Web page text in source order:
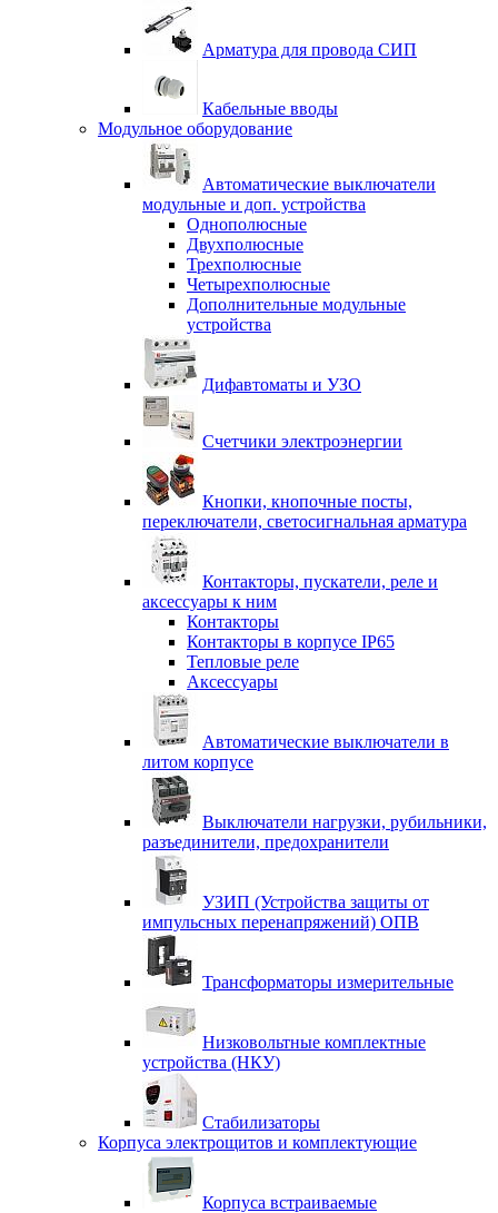
Арматура для провода СИП
Кабельные вводы
Модульное оборудование
Автоматические выключатели
модульные и доп. устройства
Однополюсные
Двухполюсные
Трехполюсные
Четырехполюсные
Дополнительные модульные
устройства
Дифавтоматы и УЗО
Счетчики электроэнергии
Кнопки, кнопочные посты,
переключатели, светосигнальная арматура
Контакторы, пускатели, реле и
аксессуары к ним
Контакторы
Контакторы в корпусе IP65
Тепловые реле
Аксессуары
Автоматические выключатели в
литом корпусе
Выключатели нагрузки, рубильники,
разъединители, предохранители
УЗИП (Устройства защиты от
импульсных перенапряжений) ОПВ
Трансформаторы измерительные
Низковольтные комплектные
устройства (НКУ)
Стабилизаторы
Корпуса электрощитов и комплектующие
Корпуса встраиваемые